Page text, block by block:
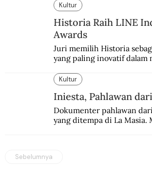
Kultur
Historia Raih LINE
Awards
Juri memilih Historia
yang paling inovatif dalam
Kultur
Iniesta, Pahlawan
Dokumenter pahlawan
yang ditempa di La Masia.
Sebelumnya